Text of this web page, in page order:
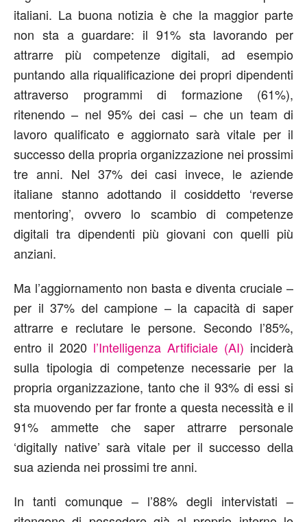
italiani. La buona notizia è che la maggior parte
non sta a guardare: il 91% sta lavorando per
attrarre più competenze digitali, ad esempio
puntando alla riqualificazione dei propri dipendenti
attraverso programmi di formazione (61%),
ritenendo – nel 95% dei casi – che un team di
lavoro qualificato e aggiornato sarà vitale per il
successo della propria organizzazione nei prossimi
tre anni. Nel 37% dei casi invece, le aziende
italiane stanno adottando il cosiddetto ‘reverse
mentoring’, ovvero lo scambio di competenze
digitali tra dipendenti più giovani con quelli più
anziani.
Ma l’aggiornamento non basta e diventa cruciale –
per il 37% del campione – la capacità di saper
attrarre e reclutare le persone. Secondo l’85%,
entro il 2020 l’Intelligenza Artificiale (AI) inciderà
sulla tipologia di competenze necessarie per la
propria organizzazione, tanto che il 93% di essi si
sta muovendo per far fronte a questa necessità e il
91% ammette che saper attrarre personale
‘digitally native’ sarà vitale per il successo della
sua azienda nei prossimi tre anni.
In tanti comunque – l’88% degli intervistati –